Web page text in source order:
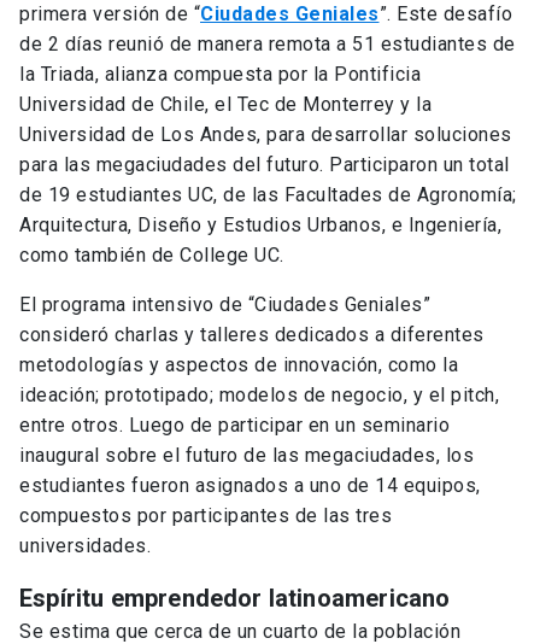
primera versión de “Ciudades Geniales”. Este desafío
de 2 días reunió de manera remota a 51 estudiantes de
la Triada, alianza compuesta por la Pontificia
Universidad de Chile, el Tec de Monterrey y la
Universidad de Los Andes, para desarrollar soluciones
para las megaciudades del futuro. Participaron un total
de 19 estudiantes UC, de las Facultades de Agronomía;
Arquitectura, Diseño y Estudios Urbanos, e Ingeniería,
como también de College UC.
El programa intensivo de “Ciudades Geniales”
consideró charlas y talleres dedicados a diferentes
metodologías y aspectos de innovación, como la
ideación; prototipado; modelos de negocio, y el pitch,
entre otros. Luego de participar en un seminario
inaugural sobre el futuro de las megaciudades, los
estudiantes fueron asignados a uno de 14 equipos,
compuestos por participantes de las tres
universidades.
Espíritu emprendedor latinoamericano
Se estima que cerca de un cuarto de la población